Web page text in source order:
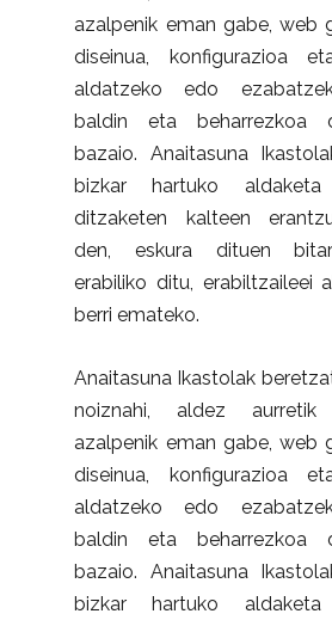
azalpenik eman gabe, web
diseinua, konfigurazioa
aldatzeko edo
baldin eta beharrezkoa
bazaio. Anaitasuna
bizkar hartuko
ditzaketen kalteen
den, eskura dituen
erabiliko ditu, erabiltzaileei
berri emateko.
Anaitasuna Ikastolak
noiznahi, aldez
azalpenik eman gabe, web
diseinua, konfigurazioa
aldatzeko edo
baldin eta beharrezkoa
bazaio. Anaitasuna
bizkar hartuko